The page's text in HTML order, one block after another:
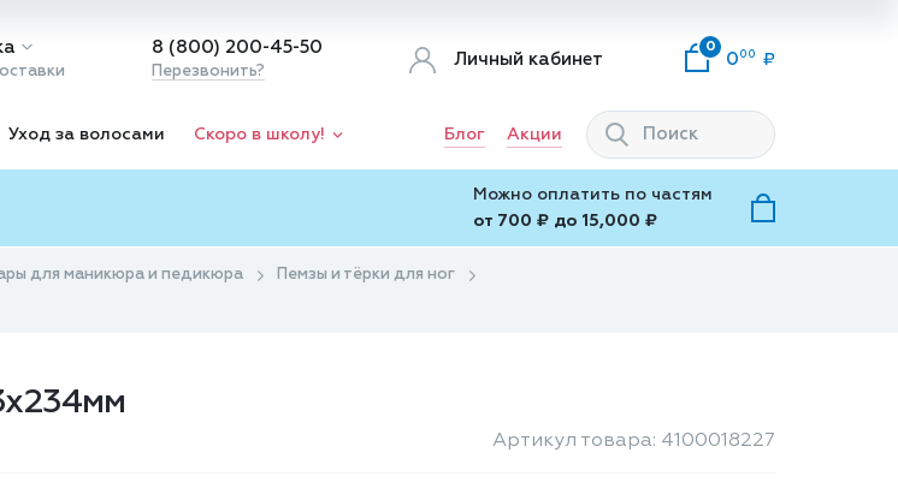
8 (800) 200-45-50
Перезвонить?
Личный кабинет
0
0 00
Уход за волосами Скоро в школу! Блог Акции
Можно оплатить по частям
от 700 ₽ до 15,000 ₽
для маникюра и педикюра
Пемзы и тёрки для ног
Артикул товара: 4100018227